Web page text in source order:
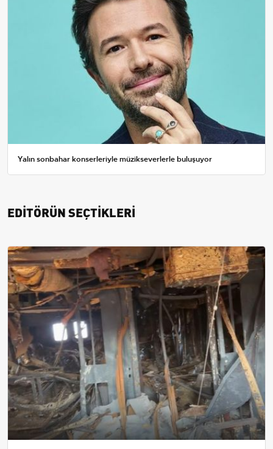
Yalın sonbahar konserleriyle müzikseverlerle buluşuyor
EDİTÖRÜN SEÇTİKLERİ